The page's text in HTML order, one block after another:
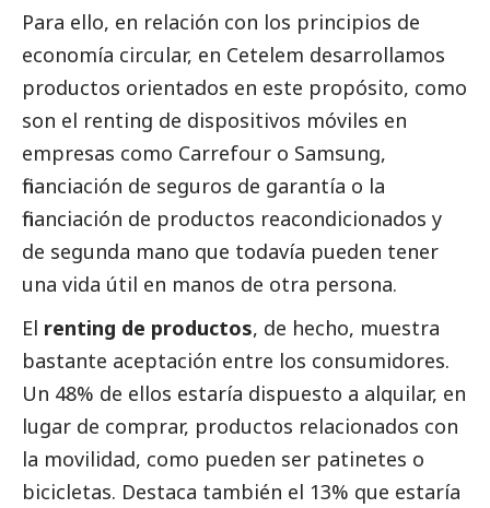
Para ello, en relación con los principios de
economía circular, en Cetelem desarrollamos
productos orientados en este propósito, como
son el renting de dispositivos móviles en
empresas como Carrefour o Samsung,
financiación de seguros de garantía o la
financiación de productos reacondicionados y
de segunda mano que todavía pueden tener
una vida útil en manos de otra persona.
El renting de productos, de hecho, muestra
bastante aceptación entre los consumidores.
Un 48% de ellos estaría dispuesto a alquilar, en
lugar de comprar, productos relacionados con
la movilidad, como pueden ser patinetes o
bicicletas. Destaca también el 13% que estaría